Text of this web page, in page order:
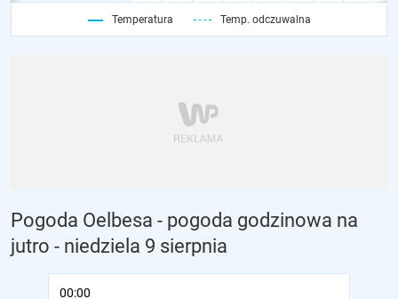
Temperatura Temp. odczuwalna
Pogoda Oelbesa - pogoda godzinowa na
jutro - niedziela 9 sierpnia
00:00